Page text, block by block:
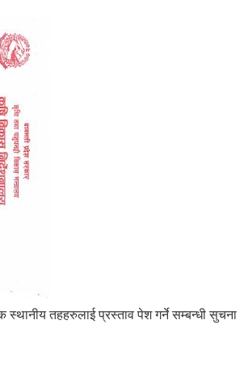
तहहरुलाई प्रस्ताव पेश गर्ने सम्बन्धी सुचना